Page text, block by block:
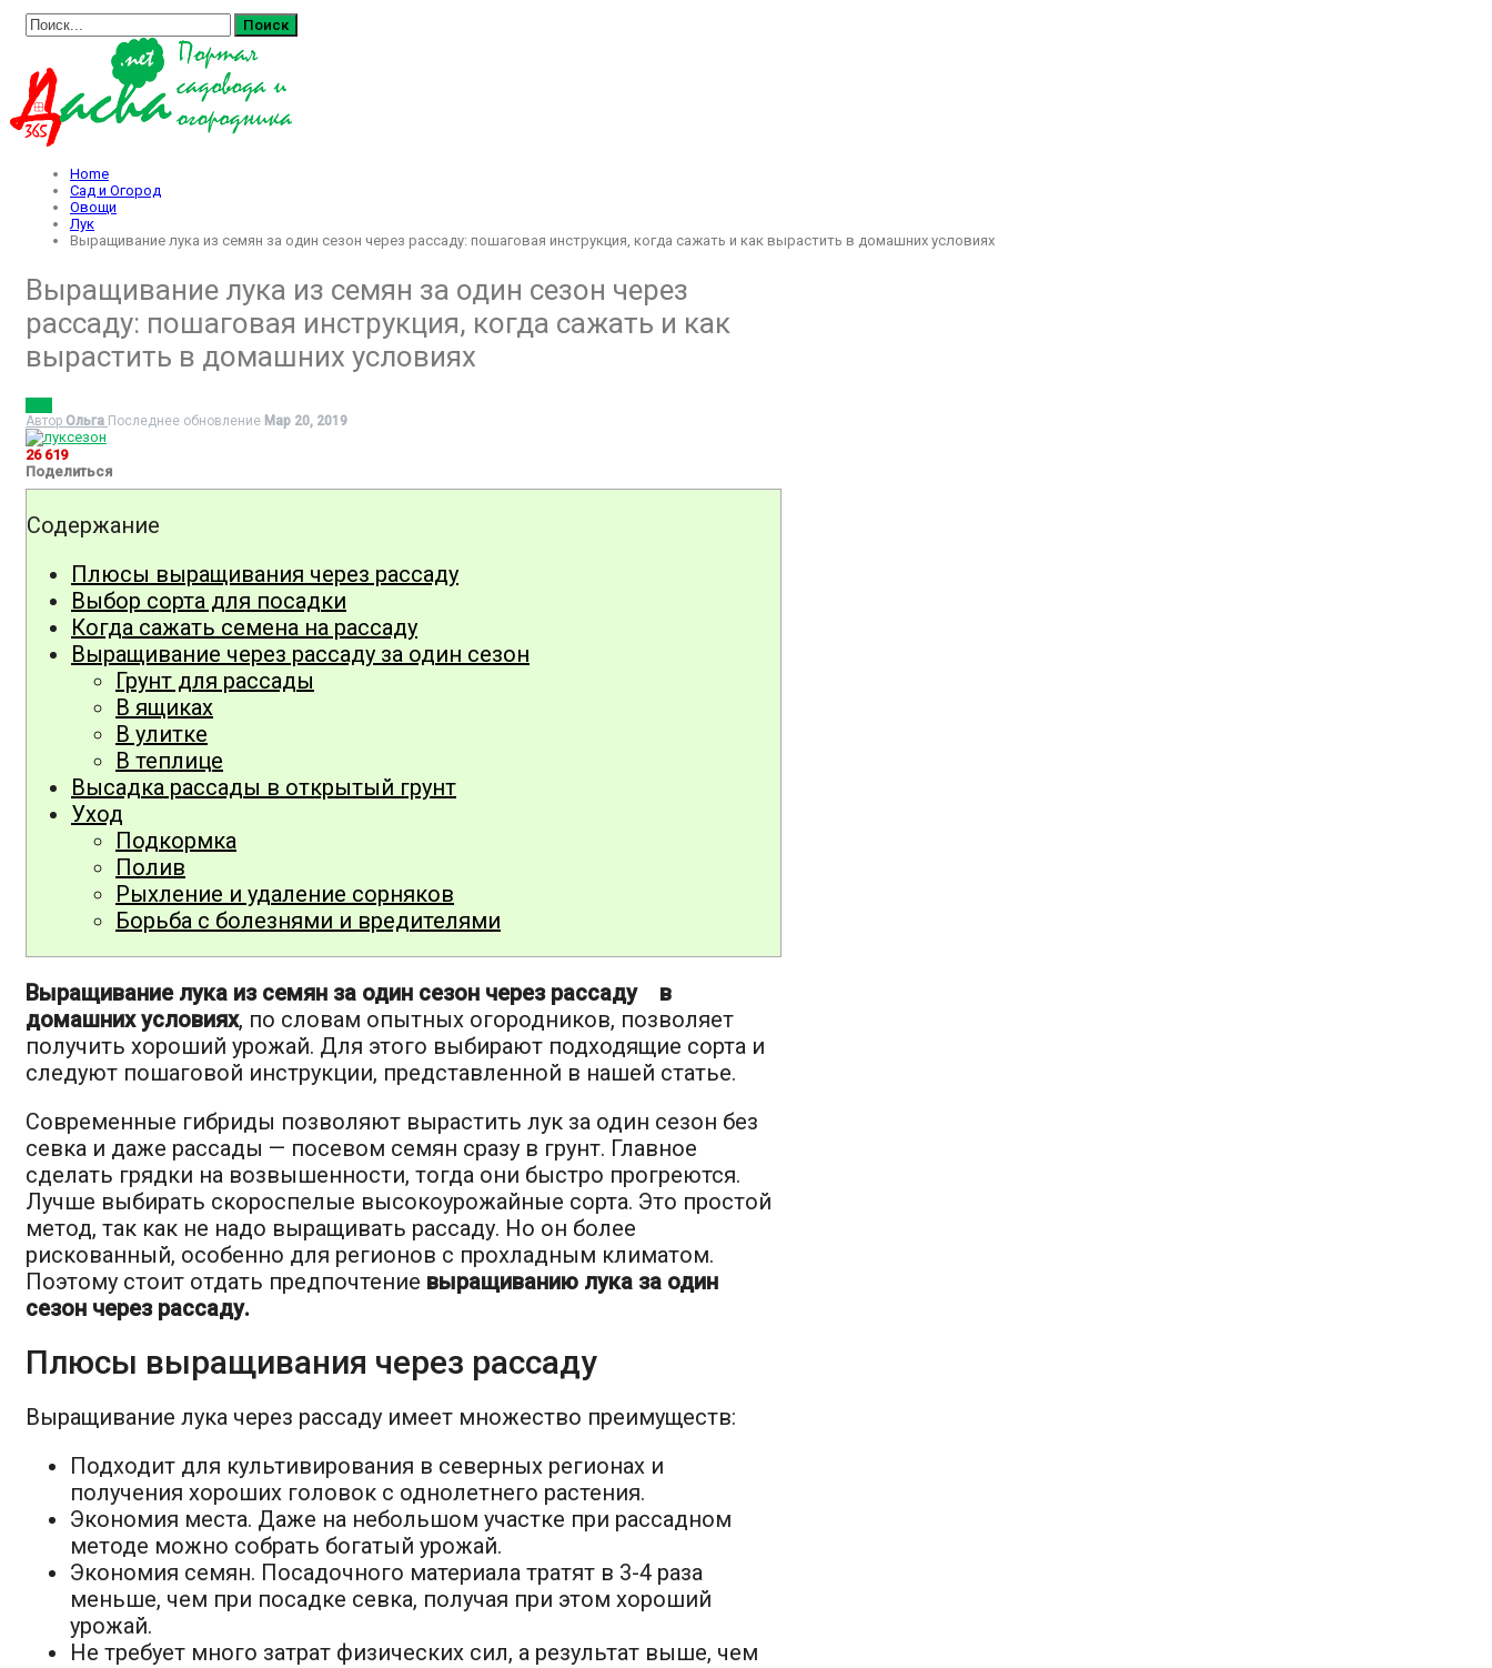
Home
Сад и Огород
Овощи
Лук
Выращивание лука из семян за один сезон через рассаду: пошаговая инструкция, когда сажать и как вырастить в домашних условиях
Выращивание лука из семян за один сезон через
рассаду: пошаговая инструкция, когда сажать и как
вырастить в домашних условиях
Автор Ольга Последнее обновление Мар 20, 2019
26 619
Поделиться
Содержание
Плюсы выращивания через рассаду
Выбор сорта для посадки
Когда сажать семена на рассаду
Выращивание через рассаду за один сезон
Грунт для рассады
В ящиках
В улитке
В теплице
Высадка рассады в открытый грунт
Уход
Подкормка
Полив
Рыхление и удаление сорняков
Борьба с болезнями и вредителями
Выращивание лука из семян за один сезон через рассаду в
домашних условиях, по словам опытных огородников, позволяет
получить хороший урожай. Для этого выбирают подходящие сорта и
следуют пошаговой инструкции, представленной в нашей статье.
Современные гибриды позволяют вырастить лук за один сезон без
севка и даже рассады — посевом семян сразу в грунт. Главное
сделать грядки на возвышенности, тогда они быстро прогреются.
Лучше выбирать скороспелые высокоурожайные сорта. Это простой
метод, так как не надо выращивать рассаду. Но он более
рискованный, особенно для регионов с прохладным климатом.
Поэтому стоит отдать предпочтение выращиванию лука за один
сезон через рассаду.
Плюсы выращивания через рассаду
Выращивание лука через рассаду имеет множество преимуществ:
Подходит для культивирования в северных регионах и
получения хороших головок с однолетнего растения.
Экономия места. Даже на небольшом участке при рассадном
методе можно собрать богатый урожай.
Экономия семян. Посадочного материала тратят в 3-4 раза
меньше, чем при посадке севка, получая при этом хороший
урожай.
Не требует много затрат физических сил, а результат выше, чем